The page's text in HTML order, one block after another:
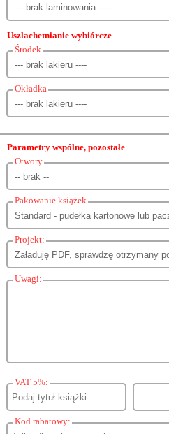
Uszlachetnianie wybiórcze
Środek
Okładka
Parametry wspólne, pozostałe
Otwory
Pakowanie książek
Projekt:
Uwagi:
VAT 5%:
Kod rabatowy: